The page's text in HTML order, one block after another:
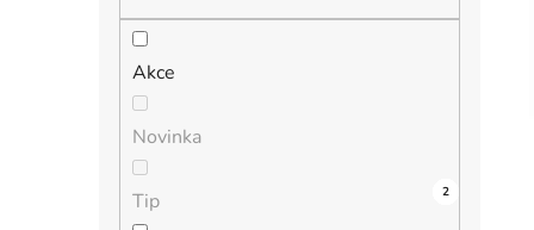
Akce
4
Novinka
0
Tip 0
1
2